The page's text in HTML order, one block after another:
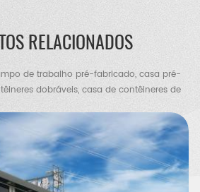
RELACIONADOS
de trabalho pré-fabricado, casa pré-
dobráveis, casa de contêineres de
expansíveis, vila de contêineres,
de estrutura de aço, galpão de frango,
portátil, casa de guarda etc.